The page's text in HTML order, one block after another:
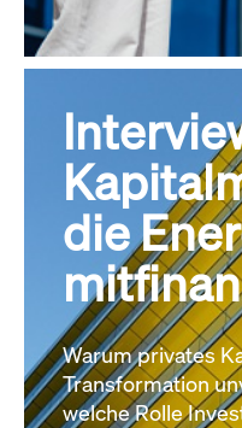
die
Warum privates
Transformation
welche Rolle